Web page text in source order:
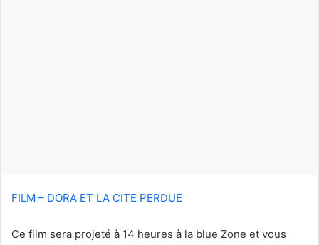
FILM – DORA ET LA CITE PERDUE
Ce film sera projeté à 14 heures à la blue Zone et vous